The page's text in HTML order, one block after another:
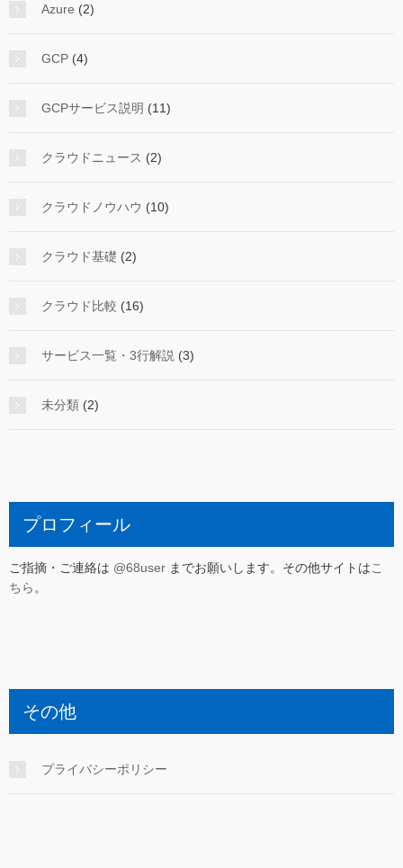
Azure (2)
GCP (4)
GCPサービス説明 (11)
クラウドニュース (2)
クラウドノウハウ (10)
クラウド基礎 (2)
クラウド比較 (16)
サービス一覧・3行解説 (3)
未分類 (2)
プロフィール
ご指摘・ご連絡は @68user までお願いします。その他サイトはこ
ちら 。
その他
プライバシーポリシー